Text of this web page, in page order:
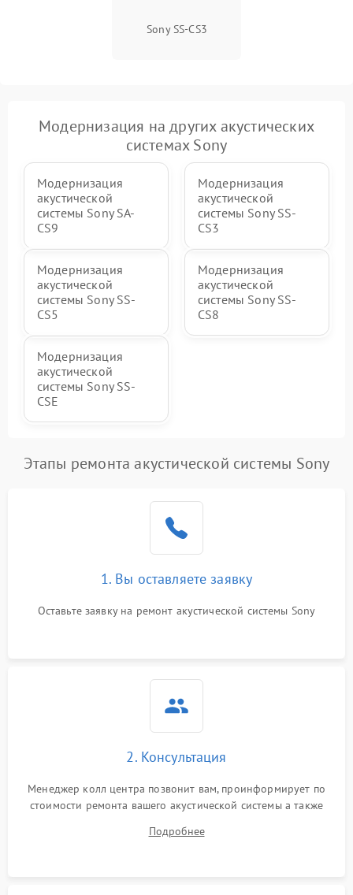
Sony SS-CS3
Модернизация на других акустических
системах Sony
Модернизация
акустической
системы Sony SA-
CS9
Модернизация
акустической
системы Sony SS-
CS3
Модернизация
акустической
системы Sony SS-
CS5
Модернизация
акустической
системы Sony SS-
CS8
Модернизация
акустической
системы Sony SS-
CSE
Этапы ремонта акустической системы Sony
1. Вы оставляете заявку
Оставьте заявку на ремонт акустической системы Sony
2. Консультация
Менеджер колл центра позвонит вам, проинформирует по
стоимости ремонта вашего акустической системы а также
Подробнее